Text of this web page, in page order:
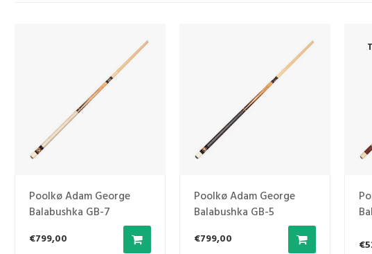
Poolkø Adam George
Balabushka GB-7
€799,00
Poolkø Adam George
Balabushka GB-5
€799,00